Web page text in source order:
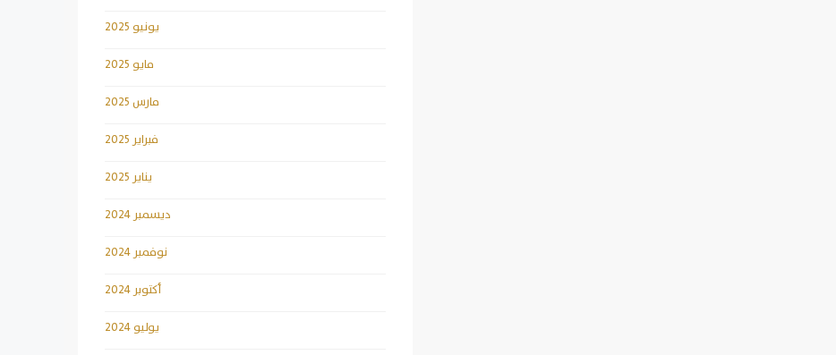
يونيو 2025
مايو 2025
مارس 2025
فبراير 2025
يناير 2025
ديسمبر 2024
نوفمبر 2024
أكتوبر 2024
يوليو 2024